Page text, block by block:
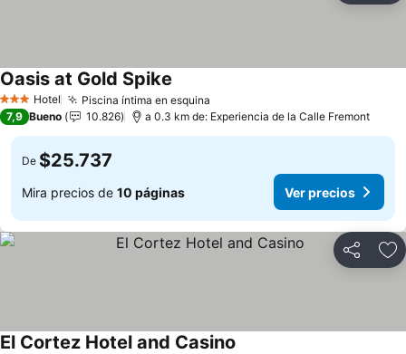
3 Estrellas
Hotel Piscina íntima en esquina
Oasis at Gold Spike
7,9 Bueno 10.826 a 0.3 km de: Experiencia de la Calle Fremont
De $25.737
Mira precios de 10 páginas Ver precios
Compartir
El Cortez Hotel and Casino